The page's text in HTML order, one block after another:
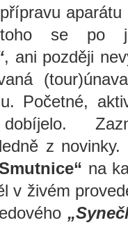
se po
, ani později
Početné,
z
na
v živém